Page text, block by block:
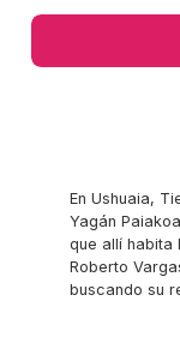
En Ushuaia,
Yagán
que allí habita
Roberto
buscando su